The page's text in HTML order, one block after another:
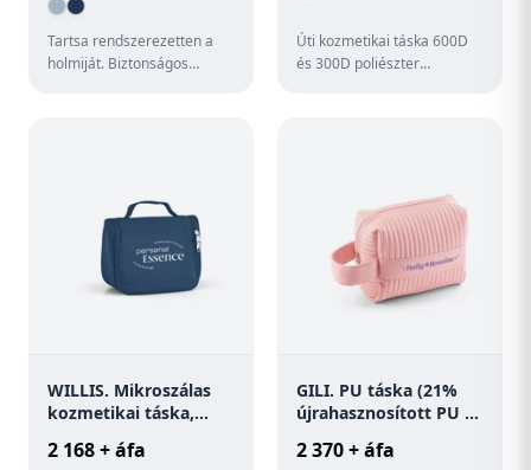
Tartsa rendszerezetten a
holmiját. Biztonságos
Úti kozmetikai táska 600D
és 300D poliészter
WILLIS. Mikroszálas
kozmetikai táska,
2 168 + áfa
GILI. PU táska (21%
újrahasznosított PU és
poliészter)
2 370 + áfa